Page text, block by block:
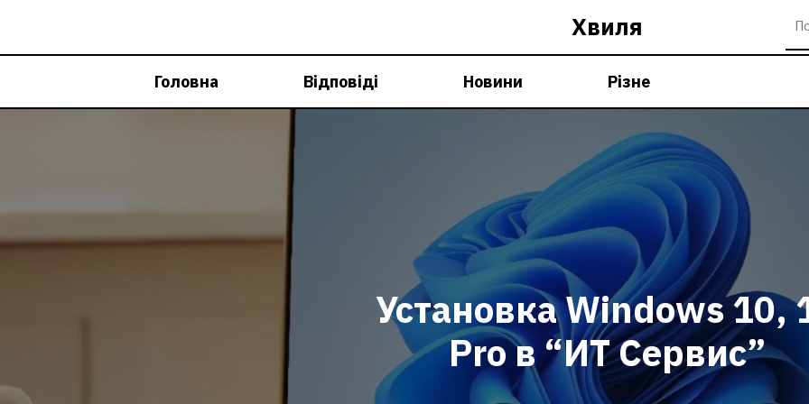
Хвиля
Головна Відповіді Новини Різне
Установка Windows 10,
Pro в “ИТ Сервис”